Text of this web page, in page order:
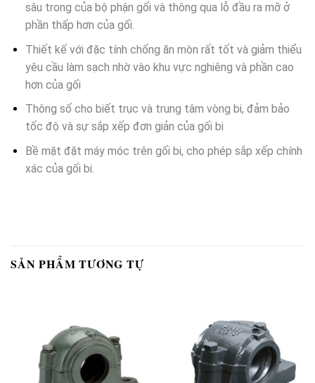
sâu trong của bộ phận gối và thông qua lỗ đầu ra mỡ ở
phần thấp hơn của gối.
Thiết kế với đặc tính chống ăn mòn rất tốt và giảm thiểu
yêu cầu làm sạch nhờ vào khu vực nghiêng và phần cao
hơn của gối
Thông số cho biết trục và trung tâm vòng bi, đảm bảo
tốc độ và sự sắp xếp đơn giản của gối bi
Bề mặt đặt máy móc trên gối bi, cho phép sắp xếp chính
xác của gối bi.
SẢN PHẨM TƯƠNG TỰ